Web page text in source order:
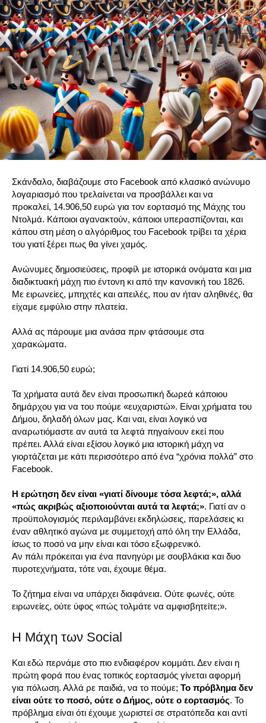
Σκάνδαλο, διαβάζουμε στο Facebook από κλασικό ανώνυμο
λογαριασμό που τρελαίνεται να προσβάλλει και να
προκαλεί, 14.906,50 ευρώ για τον εορτασμό της Μάχης του
Ντολμά. Κάποιοι αγανακτούν, κάποιοι υπερασπίζονται, και
κάπου στη μέση ο αλγόριθμος του Facebook τρίβει τα χέρια
του γιατί ξέρει πως θα γίνει χαμός.
Ανώνυμες δημοσιεύσεις, προφίλ με ιστορικά ονόματα και μια
διαδικτυακή μάχη πιο έντονη κι από την κανονική του 1826.
Με ειρωνείες, μπηχτές και απειλές, που αν ήταν αληθινές, θα
είχαμε εμφύλιο στην πλατεία.
Αλλά ας πάρουμε μια ανάσα πριν φτάσουμε στα
χαρακώματα.
Γιατί 14.906,50 ευρώ;
Τα χρήματα αυτά δεν είναι προσωπική δωρεά κάποιου
δημάρχου για να του πούμε «ευχαριστώ». Είναι χρήματα του
Δήμου, δηλαδή όλων μας. Και ναι, είναι λογικό να
αναρωτιόμαστε αν αυτά τα λεφτά πηγαίνουν εκεί που
πρέπει. Αλλά είναι εξίσου λογικό μια ιστορική μάχη να
γιορτάζεται με κάτι περισσότερο από ένα “χρόνια πολλά” στο
Facebook.
Η ερώτηση δεν είναι «γιατί δίνουμε τόσα λεφτά;», αλλά
«πώς ακριβώς αξιοποιούνται αυτά τα λεφτά;». Γιατί αν ο
προϋπολογισμός περιλαμβάνει εκδηλώσεις, παρελάσεις κι
έναν αθλητικό αγώνα με συμμετοχή από όλη την Ελλάδα,
ίσως το ποσό να μην είναι και τόσο εξωφρενικό.
Αν πάλι πρόκειται για ένα πανηγύρι με σουβλάκια και δυο
πυροτεχνήματα, τότε ναι, έχουμε θέμα.
Το ζήτημα είναι να υπάρχει διαφάνεια. Ούτε φωνές, ούτε
ειρωνείες, ούτε ύφος «πώς τολμάτε να αμφισβητείτε;».
Η Μάχη των Social
Και εδώ περνάμε στο πιο ενδιαφέρον κομμάτι. Δεν είναι η
πρώτη φορά που ένας τοπικός εορτασμός γίνεται αφορμή
για πόλωση. Αλλά ρε παιδιά, να το πούμε; Το πρόβλημα δεν
είναι ούτε το ποσό, ούτε ο Δήμος, ούτε ο εορτασμός. Το
πρόβλημα είναι ότι έχουμε χωριστεί σε στρατόπεδα και αντί